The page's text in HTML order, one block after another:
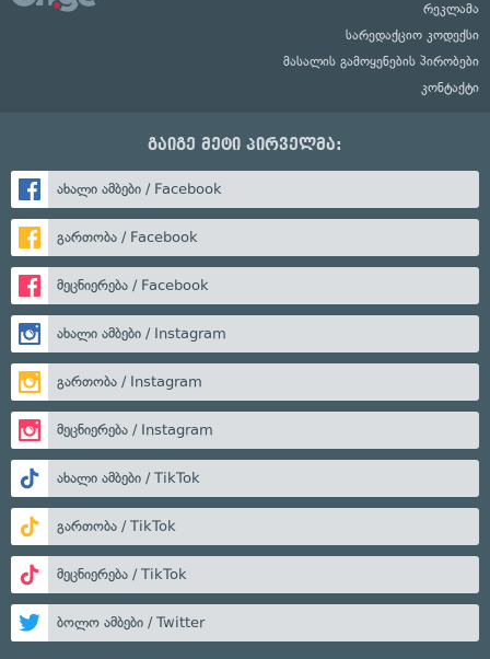
რეკლამა
სარედაქციო კოდექსი
მასალის გამოყენების პირობები
კონტაქტი
გაიგე მეტი პირველმა:
ახალი ამბები / Facebook
გართობა / Facebook
მეცნიერება / Facebook
ახალი ამბები / Instagram
გართობა / Instagram
მეცნიერება / Instagram
ახალი ამბები / TikTok
გართობა / TikTok
მეცნიერება / TikTok
ბოლო ამბები / Twitter